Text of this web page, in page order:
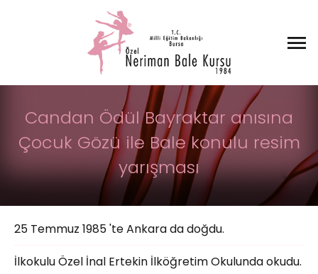
Candan Ödül Bayraktar anısına
Çocuk Gözü ile Bale konulu resim
yarışması
25 Temmuz 1985 'te Ankara da doğdu.
İlkokulu Özel İnal Ertekin İlköğretim Okulunda okudu.